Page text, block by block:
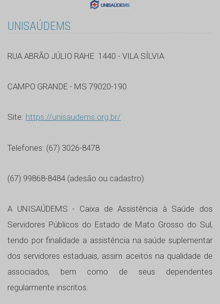
UNISAÚDEMS
RUA ABRÃO JÚLIO RAHE 1440 - VILA SÍLVIA
CAMPO GRANDE - MS 79020-190
Site: https://unisaudems.org.br/
Telefones: (67) 3026-8478
(67) 99868-8484 (adesão ou cadastro)
A UNISAÚDEMS - Caixa de Assistência à Saúde dos
Servidores Públicos do Estado de Mato Grosso do Sul,
tendo por finalidade a assistência na saúde suplementar
dos servidores estaduais, assim aceitos na qualidade de
associados, bem como de seus dependentes
regularmente inscritos.